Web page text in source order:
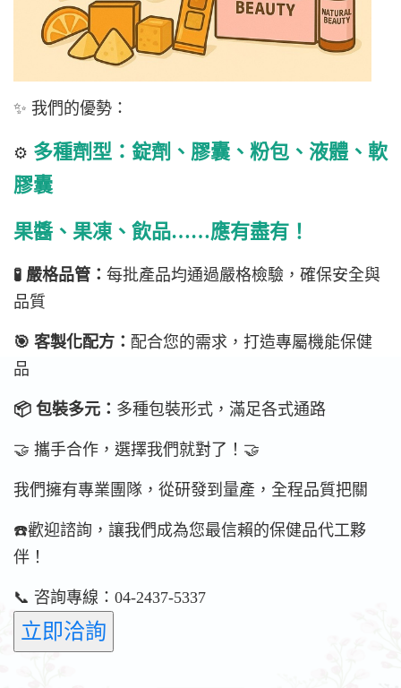
✨ 我們的優勢：
⚙️ 多種劑型：錠劑、膠囊、粉包、液體、軟
膠囊
果醬、果凍、飲品……應有盡有！
🧪 嚴格品管： 每批產品均通過嚴格檢驗，確保安全與
品質
🎯 客製化配方： 配合您的需求，打造專屬機能保健
品
📦 包裝多元： 多種包裝形式，滿足各式通路
🤝 攜手合作，選擇我們就對了！🤝
我們擁有專業團隊，從研發到量產，全程品質把關
☎️歡迎諮詢，讓我們成為您最信賴的保健品代工夥
伴！
📞 咨詢專線：04-2437-5337